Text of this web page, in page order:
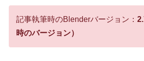
記事執筆時のBlenderバージョン：
時のバージョン）